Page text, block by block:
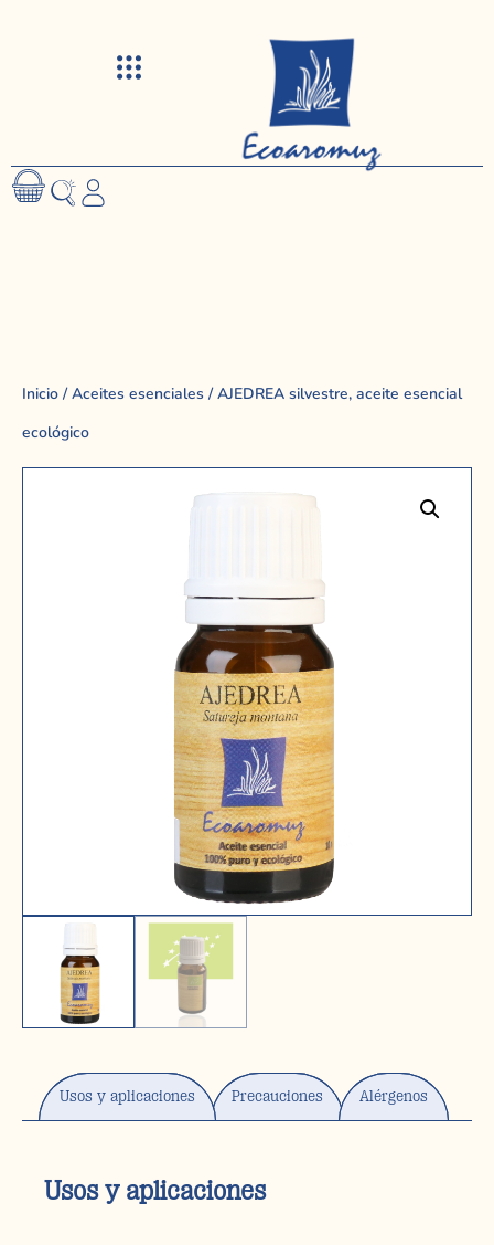
Inicio /Aceites esenciales / AJEDREA silvestre, aceite esencial
ecológico
Usos y aplicaciones Precauciones Alérgenos
Usos y aplicaciones